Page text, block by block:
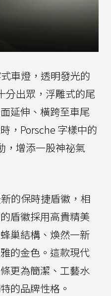
車燈，透明發光的
分出眾，浮雕式的尾
延伸、橫跨至車尾
，Porsche 字樣中的
，增添一股神祕氣
的保時捷盾徽，相
盾徽採用高貴精美
巢結構、煥然一新
的金色。這款現代
更為簡潔、工藝水
的品牌性格。